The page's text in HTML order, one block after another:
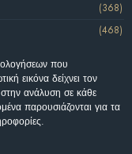
(368)
(468)
που
εικόνα δείχνει τον
ανάλυση σε κάθε
παρουσιάζονται για τα